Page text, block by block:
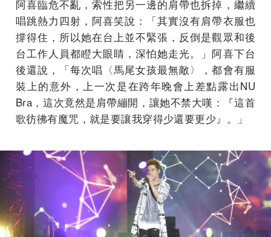
阿喜臨危不亂，索性把另一邊的肩帶也拆掉，繼續
唱跳熱力四射，阿喜笑說：「其實沒有肩帶衣服也
撐得住，所以她在台上並不緊張，反倒是觀眾和後
台工作人員都瞪大眼睛，深怕她走光。」阿喜下台
後還說，「每次唱〈馬尾女孩最無敵〉，都會有服
裝上的意外，上一次是在跨年晚會上差點露出NU
Bra，這次竟然是肩帶繃開，讓她不禁大嘆：『這首
歌彷彿有魔咒，就是要讓我穿得少還要更少』。」